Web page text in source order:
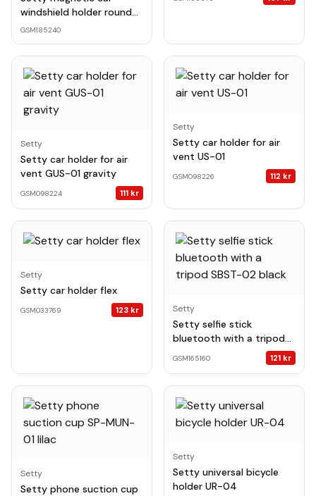
windshield holder round
clear black QUSM-S-RC-
GSM185240
Setty
Setty car holder for air
vent GUS-01 gravity
GSM098224 111 kr
Setty
Setty car holder for air
vent US-01
GSM098226 112 kr
Setty
Setty car holder flex
GSM033769 123 kr Setty
Setty selfie stick
bluetooth with a tripod
GSM165160 121 kr
Setty
Setty phone suction cup
Setty
Setty universal bicycle
holder UR-04